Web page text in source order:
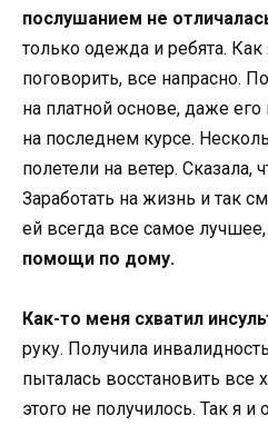
послушанием не
только одежда и ребята.
поговорить, все напрасно.
на платной основе, даже
на последнем курсе.
полетели на ветер. Сказала,
Заработать на жизнь и так
ей всегда все самое лучшее,
помощи по дому.
Как-то меня схватил
руку. Получила
пыталась восстановить все
этого не получилось. Так я и